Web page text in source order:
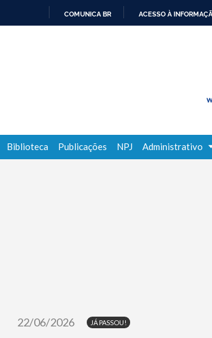
COMUNICA BR ACESSO À
Biblioteca Publicações NPJ Administrativo
22/06/2026 JÁ PASSOU!